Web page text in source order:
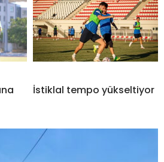
İstiklal tempo yükseltiyor